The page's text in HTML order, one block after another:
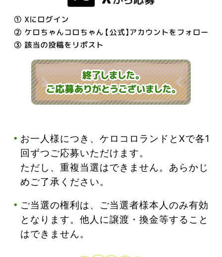
お一人様につき、ケロコロランドとXで各1
回ずつご応募いただけます。
ただし、重複当選はできません。あらかじ
めご了承ください。
ご当選の権利は、ご当選者様本人のみ有効
となります。他人に譲渡・換金等すること
はできません。